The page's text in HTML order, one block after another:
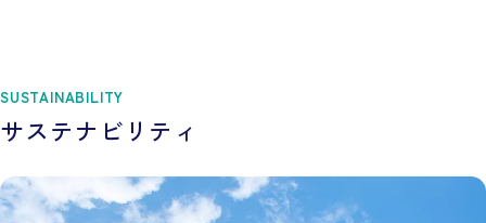
SUSTAINABILITY
サステナビリティ